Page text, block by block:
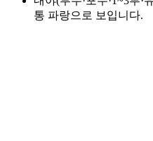
통 파랑으로 보입니다.